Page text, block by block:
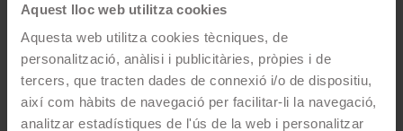
Aquest lloc web utilitza cookies
Aquesta web utilitza cookies tècniques, de
personalització, anàlisi i publicitàries, pròpies i de
tercers, que tracten dades de connexió i/o de dispositiu,
així com hàbits de navegació per facilitar-li la navegació,
analitzar estadístiques de l'ús de la web i personalitzar
Estació
4 estacions
Tipus conducció